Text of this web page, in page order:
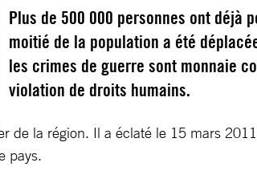
Plus de 500 000 personnes ont déjà
moitié de la population a été
les crimes de guerre sont monnaie
violation de droits humains.
de la région. Il a éclaté le 15 mars
pays.